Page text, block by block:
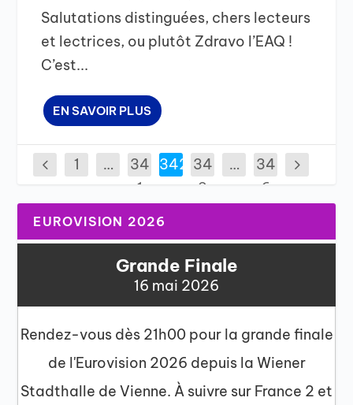
Salutations distinguées, chers lecteurs
et lectrices, ou plutôt Zdravo l’EAQ !
C’est...
EN SAVOIR PLUS
1 …
34
1
342
34
3
…
34
6
EUROVISION 2026
Grande Finale
16 mai 2026
Rendez-vous dès 21h00 pour la grande finale
de l'Eurovision 2026 depuis la Wiener
Stadthalle de Vienne. À suivre sur France 2 et